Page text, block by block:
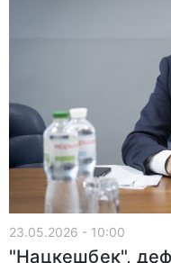
23.05.2026 - 10:00
"Нацкешбек",